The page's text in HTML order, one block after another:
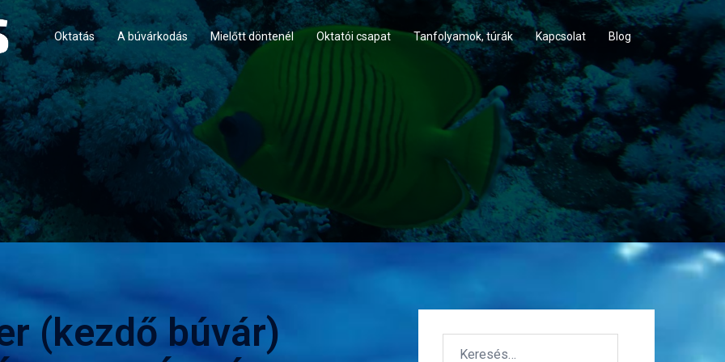
Oktatás A búvárkodás Mielőtt döntenél Oktatói csapat Tanfolyamok, túrák Kapcsolat Blog
(kezdő búvár)